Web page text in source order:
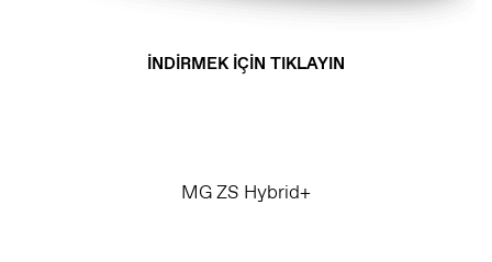
İNDİRMEK İÇİN TIKLAYIN
MG ZS Hybrid+